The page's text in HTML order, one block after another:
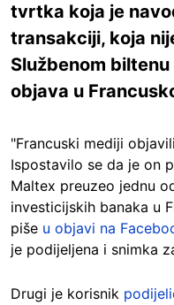
tvrtka koja je
transakciji, koja
Službenom
objava u
"Francuski mediji
Ispostavilo se da je on
Maltex preuzeo jednu
investicijskih banaka u
piše u objavi na
je podijeljena i snimka
Drugi je korisnik